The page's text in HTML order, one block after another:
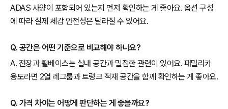
ADAS 사양이 포함되어 있는지 먼저 확인하는 게 좋아요. 옵션 구성
에 따라 실제 체감 안전성은 달라질 수 있어요.
Q. 공간은 어떤 기준으로 비교해야 하나요?
A. 전장과 휠베이스는 실내 공간과 밀접한 관련이 있어요. 패밀리카
용도라면 2열 레그룸과 트렁크 적재 공간을 함께 확인하는 게 좋아요.
Q. 가격 차이는 어떻게 판단하는 게 좋을까요?